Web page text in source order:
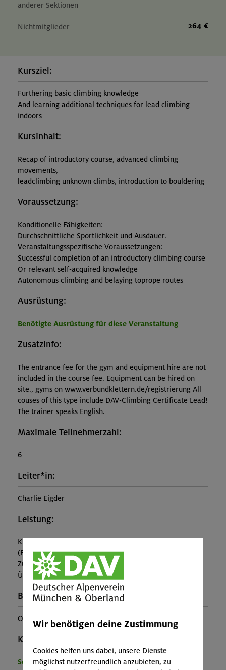
anderer Sektionen
Nichtmitglieder 264 €
Kursziel:
Furthering basic climbing knowledge
And learning additional techniques for lead climbing
indoors
Kursinhalt:
Recap of introductory course, advanced climbing
movements,
leadclimbing unknown climbs, introduction to bouldering
Voraussetzung:
Konditionelle Fähigkeiten:
Durchschnittliche Sportlichkeit und Ausdauer.
Veranstaltungsspezifische Voraussetzungen:
Successful completion of an introductory climbing course
Or relevant self-acquired knowledge
Autonomous climbing and belaying toprope routes
Ausrüstung:
Benötigte Ausrüstung für diese Veranstaltung
Zusatzinfo:
The entrance fee for the gym and equipment hire are not
included in the course fee. Equipment can be hired on
site., gyms on www.verbundklettern.de/registrierung All
couses of this type include DAV-Climbing Certificate Lead!
The trainer speaks English.
Maximale Teilnehmerzahl:
6
Leiter*in:
Charlie Eigder
Leistung:
Kursleitung, DAV Kletterschein Vorstieg
(Falls nicht in den Leistungen inbegriffen, fallen
Zusatzkosten für z.B. An- und Abreise, Verpflegung,
Übernachtung oder Skipass an.)
Buchungscode:
OL-26-0722
Kontakt Veranstalter:
Sektion Oberland
Wir benötigen deine Zustimmung
Cookies helfen uns dabei, unsere Dienste
möglichst nutzerfreundlich anzubieten, zu